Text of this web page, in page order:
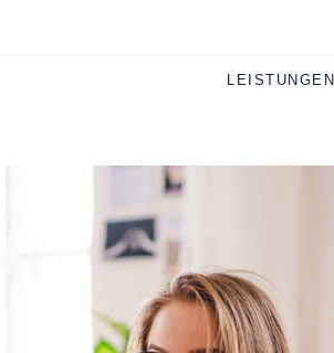
LEISTUNGEN